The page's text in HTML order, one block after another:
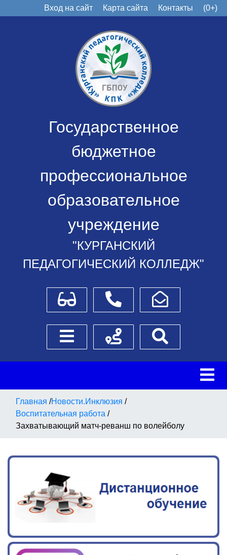
Вход на сайт Карта сайта Контакты (0+)
Государственное
бюджетное
профессиональное
образовательное
учреждение
"КУРГАНСКИЙ
ПЕДАГОГИЧЕСКИЙ КОЛЛЕДЖ"
Для слабовидящихТелефоныНаписать обращение
Боковое менюСхема проезда
Главная /Новости.Инклюзия /
Воспитательная работа /
Захватывающий матч-реванш по волейболу